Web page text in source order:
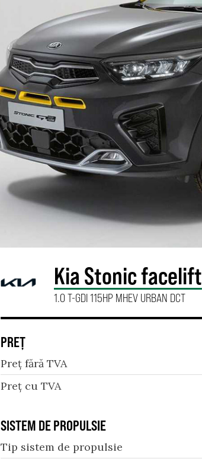
Kia Stonic facelift
1.0 T-GDI 115HP MHEV URBAN DCT
PREȚ
Preț fără TVA
Preț cu TVA
SISTEM DE PROPULSIE
Tip sistem de propulsie